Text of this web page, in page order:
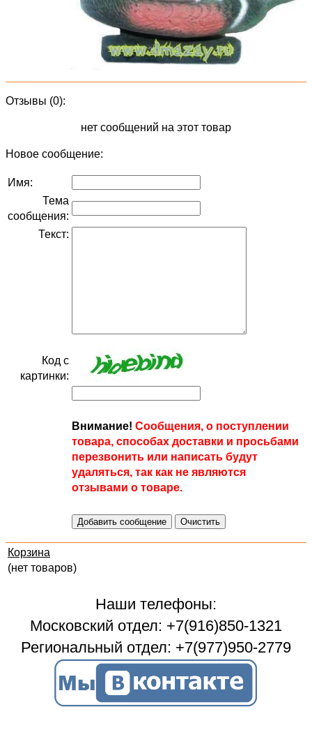
Отзывы (0):
нет сообщений на этот товар
Новое сообщение:
Имя:
Тема
сообщения:
Текст:
Код с
картинки:
Внимание! Сообщения, о поступлении
товара, способах доставки и просьбами
перезвонить или написать будут
удаляться, так как не являются
отзывами о товаре.
Корзина
(нет товаров)
Наши телефоны:
Московский отдел: +7(916)850-1321
Региональный отдел: +7(977)950-2779